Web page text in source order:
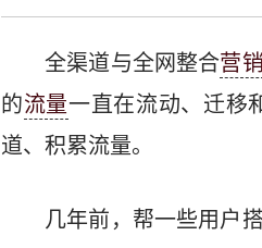
全渠道与全网整合营销
的流量一直在流动、迁移
道、积累流量。
几年前，帮一些用户